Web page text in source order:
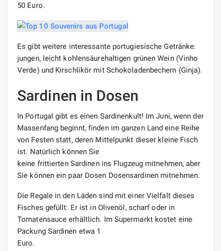
50 Euro.
Es gibt weitere interessante portugiesische Getränke:
jungen, leicht kohlensäurehaltigen grünen Wein (Vinho
Verde) und Kirschlikör mit Schokoladenbechern (Ginja).
Sardinen in Dosen
In Portugal gibt es einen Sardinenkult! Im Juni, wenn der
Massenfang beginnt, finden im ganzen Land eine Reihe
von Festen statt, deren Mittelpunkt dieser kleine Fisch
ist. Natürlich können Sie
keine frittierten Sardinen ins Flugzeug mitnehmen, aber
Sie können ein paar Dosen Dosensardinen mitnehmen.
Die Regale in den Läden sind mit einer Vielfalt dieses
Fisches gefüllt: Er ist in Olivenöl, scharf oder in
Tomatensauce erhältlich. Im Supermarkt kostet eine
Packung Sardinen etwa 1
Euro.